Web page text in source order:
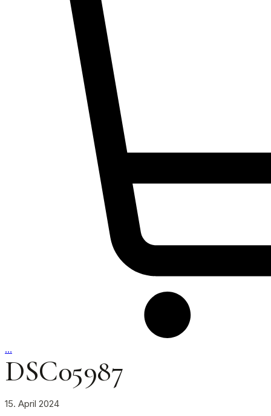
…
DSC05987
15. April 2024